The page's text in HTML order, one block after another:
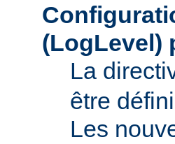
(LogLevel)
La
être
Les